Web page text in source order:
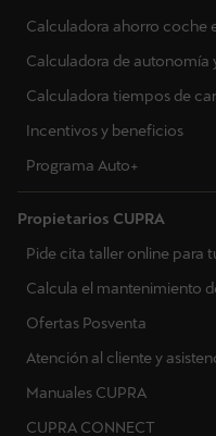
Calculadora ahorro coche
Calculadora de
Calculadora tiempos de
Incentivos y beneficios
Programa Auto+
Propietarios CUPRA
Pide cita taller online para
Calcula el mantenimiento
Ofertas Posventa
Atención al cliente y
Manuales CUPRA
CUPRA CONNECT